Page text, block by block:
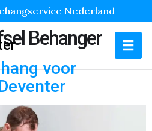
Nederland
Behanger
voor